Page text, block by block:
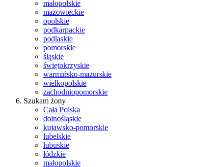
małopolskie
mazowieckie
opolskie
podkarpackie
podlaskie
pomorskie
śląskie
świętokrzyskie
warmińsko-mazurskie
wielkopolskie
zachodniopomorskie
Szukam żony
Cała Polska
dolnośląskie
kujawsko-pomorskie
lubelskie
lubuskie
łódzkie
małopolskie